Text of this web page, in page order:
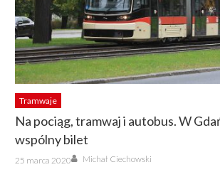
Tramwaje
Na pociąg, tramwaj i autobus. W
wspólny bilet
Posted
on
25 marca 2020 Author
Michał Ciechowski